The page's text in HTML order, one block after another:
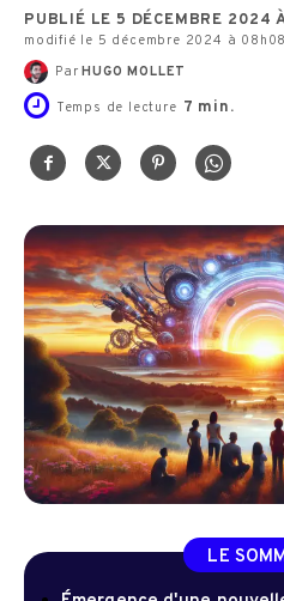
PUBLIÉ LE 5 DÉCEMBRE 2024
modifié le 5 décembre 2024 à 08h08
Par HUGO MOLLET
Temps de lecture 7 min.
LE